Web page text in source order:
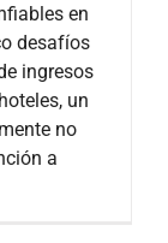
en
desafíos
ingresos
un
no
a